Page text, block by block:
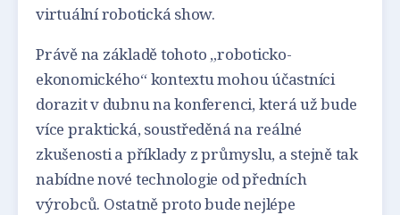
virtuální robotická show.
Právě na základě tohoto „roboticko-
ekonomického“ kontextu mohou účastníci
dorazit v dubnu na konferenci, která už bude
více praktická, soustředěná na reálné
zkušenosti a příklady z průmyslu, a stejně tak
nabídne nové technologie od předních
výrobců. Ostatně proto bude nejlépe